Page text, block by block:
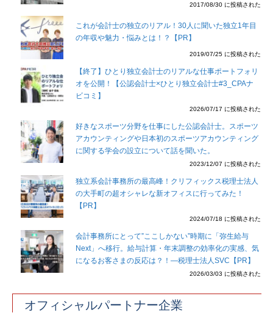
2017/08/30 に投稿された
これが会計士の独立のリアル！30人に聞いた独立1年目
の年収や魅力・悩みとは！？【PR】
2019/07/25 に投稿された
【終了】ひとり独立会計士のリアルな仕事ポートフォリ
オを公開！【公認会計士×ひとり独立会計士#3_CPAナ
ビコミ】
2026/07/17 に投稿された
好きなスポーツ分野を仕事にした公認会計士。スポーツ
アカウンティングや日本初のスポーツアカウンティング
に関する学会の設立について話を聞いた。
2023/12/07 に投稿された
独立系会計事務所の最高峰！クリフィックス税理士法人
の大手町の超オシャレな新オフィスに行ってみた！
【PR】
2024/07/18 に投稿された
会計事務所にとって”ここしかない”時期に「弥生給与
Next」へ移行。給与計算・年末調整の効率化の実感、気
になるお客さまの反応は？！―税理士法人SVC【PR】
2026/03/03 に投稿された
オフィシャルパートナー企業